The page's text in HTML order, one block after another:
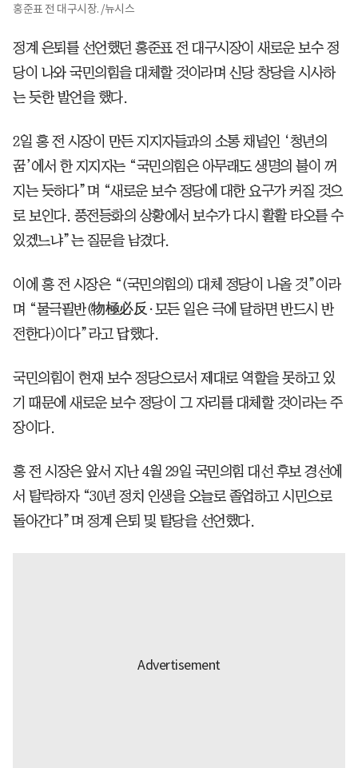
홍준표 전 대구시장. /뉴시스
정계 은퇴를 선언했던 홍준표 전 대구시장이 새로운 보수 정
당이 나와 국민의힘을 대체할 것이라며 신당 창당을 시사하
는 듯한 발언을 했다.
2일 홍 전 시장이 만든 지지자들과의 소통 채널인 ‘청년의
꿈’에서 한 지지자는 “국민의힘은 아무래도 생명의 불이 꺼
지는 듯하다”며 “새로운 보수 정당에 대한 요구가 커질 것으
로 보인다. 풍전등화의 상황에서 보수가 다시 활활 타오를 수
있겠느냐”는 질문을 남겼다.
이에 홍 전 시장은 “(국민의힘의) 대체 정당이 나올 것”이라
며 “물극필반(物極必反·모든 일은 극에 달하면 반드시 반
전한다)이다”라고 답했다.
국민의힘이 현재 보수 정당으로서 제대로 역할을 못하고 있
기 때문에 새로운 보수 정당이 그 자리를 대체할 것이라는 주
장이다.
홍 전 시장은 앞서 지난 4월 29일 국민의힘 대선 후보 경선에
서 탈락하자 “30년 정치 인생을 오늘로 졸업하고 시민으로
돌아간다”며 정계 은퇴 및 탈당을 선언했다.